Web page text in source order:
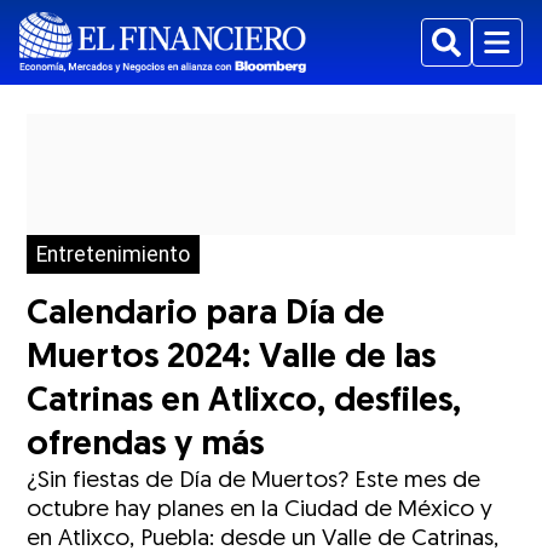
BuscarMenu
Entretenimiento
Calendario para Día de
Muertos 2024: Valle de las
Catrinas en Atlixco, desfiles,
ofrendas y más
¿Sin fiestas de Día de Muertos? Este mes de
octubre hay planes en la Ciudad de México y
en Atlixco, Puebla: desde un Valle de Catrinas,